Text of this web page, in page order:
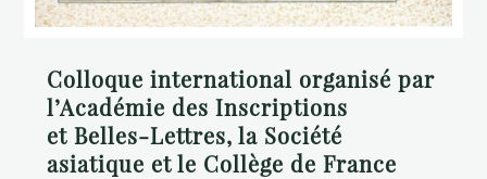
Colloque international organisé par
l’Académie des Inscriptions
et Belles-Lettres, la Société
asiatique etle Collège de France